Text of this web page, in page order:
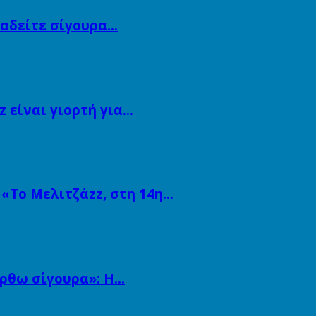
σίγουρα…
γιορτή για…
Μελιτζάzz, στη 14η…
σίγουρα»: Η…